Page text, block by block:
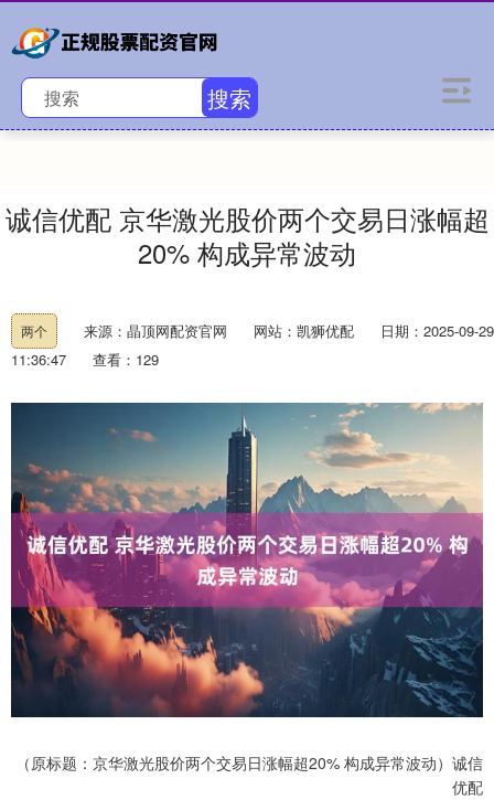
搜索
诚信优配 京华激光股价两个交易日涨幅超
20% 构成异常波动
两个 来源：晶顶网配资官网 网站：凯狮优配
日期：2025-09-29
11:36:47
查看：129
（原标题：京华激光股价两个交易日涨幅超20% 构成异常波动）诚信
优配